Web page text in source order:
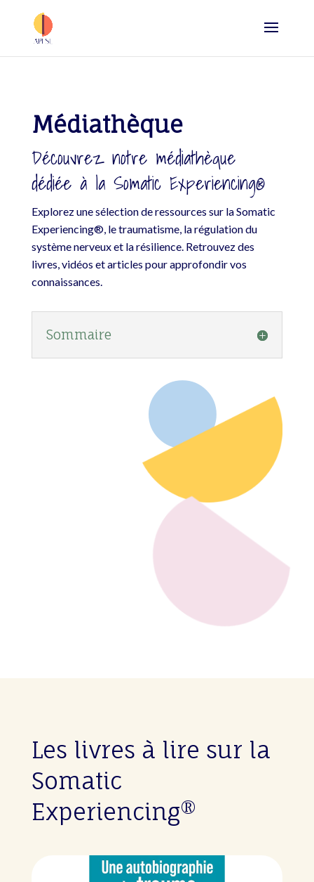
Médiathèque
Découvrez notre médiathèque
dédiée à la Somatic Experiencing®
Explorez une sélection de ressources sur la Somatic
Experiencing®, le traumatisme, la régulation du
système nerveux et la résilience. Retrouvez des
livres, vidéos et articles pour approfondir vos
connaissances.
Sommaire

Les livres à lire sur la
Somatic
Experiencing®